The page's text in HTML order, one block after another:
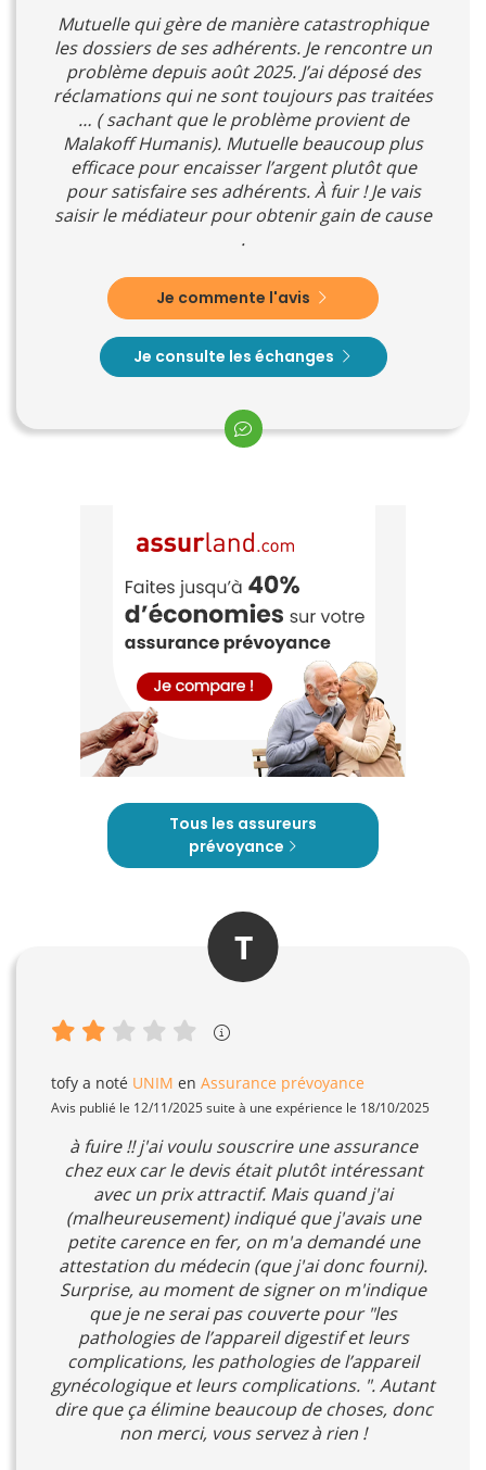
Mutuelle qui gère de manière catastrophique
les dossiers de ses adhérents. Je rencontre un
problème depuis août 2025. J’ai déposé des
réclamations qui ne sont toujours pas traitées
… ( sachant que le problème provient de
Malakoff Humanis). Mutuelle beaucoup plus
efficace pour encaisser l’argent plutôt que
pour satisfaire ses adhérents. À fuir ! Je vais
saisir le médiateur pour obtenir gain de cause
.
Je commente l'avis
Je consulte les échanges
Tous les assureurs
prévoyance
T
tofy a noté UNIM en Assurance prévoyance
Avis publié le 12/11/2025 suite à une expérience le 18/10/2025
à fuire !! j'ai voulu souscrire une assurance
chez eux car le devis était plutôt intéressant
avec un prix attractif. Mais quand j'ai
(malheureusement) indiqué que j'avais une
petite carence en fer, on m'a demandé une
attestation du médecin (que j'ai donc fourni).
Surprise, au moment de signer on m'indique
que je ne serai pas couverte pour "les
pathologies de l’appareil digestif et leurs
complications, les pathologies de l’appareil
gynécologique et leurs complications. ". Autant
dire que ça élimine beaucoup de choses, donc
non merci, vous servez à rien !